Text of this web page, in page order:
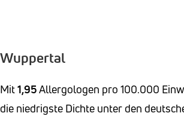
Wuppertal
Mit1,95Allergologen pro 100.000
die niedrigste Dichte unter den